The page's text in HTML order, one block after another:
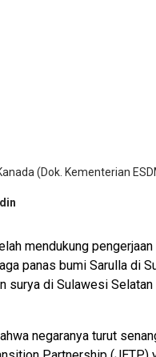
(Dok. Kementerian
mendukung
panas bumi Sarulla di
surya di Sulawesi
negaranya turut